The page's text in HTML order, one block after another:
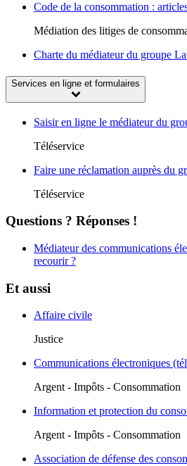
Code de la consommation :
Médiation des litiges de
Charte du médiateur du groupe
Services en ligne et formulaires
Saisir en ligne le médiateur du
Téléservice
Faire une réclamation auprès du
Téléservice
Questions ? Réponses !
Médiateur des communications
recourir ?
Et aussi
Affaire civile
Justice
Communications électroniques
Argent - Impôts - Consommation
Information et protection du
Argent - Impôts - Consommation
Association de défense des